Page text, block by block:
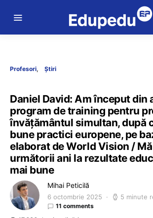
Profesori Știri
Daniel David: Am început din
program de training pentru
învățământul simultan, după
bune practici europene, pe
elaborat de World Vision /
următorii ani la rezultate
mai bune
Mihai Peticilă
6 octombrie 2025 5 minute
11 comments